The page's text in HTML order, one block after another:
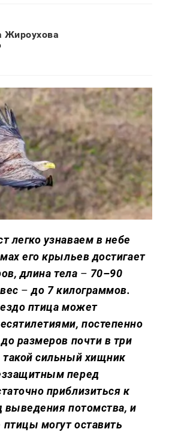
Жироухова
легко узнаваем в небе
его крыльев достигает
длина тела – 70–90
– до 7 килограммов.
птица может
постепенно
размеров почти в три
сильный хищник
перед
приблизиться к
выведения потомства, и
могут оставить